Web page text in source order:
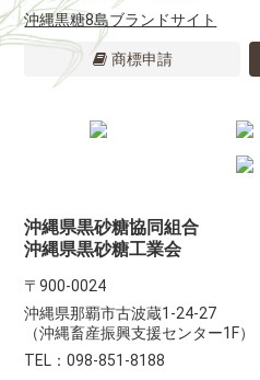
沖縄黒糖8島ブランドサイト
商標申請
沖縄県黒砂糖協同組合
沖縄県黒砂糖工業会
〒900-0024
沖縄県那覇市古波蔵1-24-27
（沖縄畜産振興支援センター1F）
TEL：098-851-8188